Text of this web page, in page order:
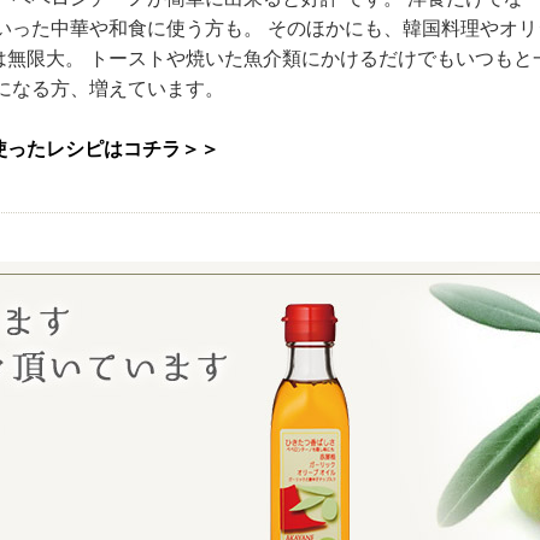
った中華や和食に使う方も。 そのほかにも、韓国料理やオ
限大。 トーストや焼いた魚介類にかけるだけでもいつもと
る方、増えています。
たレシピはコチラ＞＞